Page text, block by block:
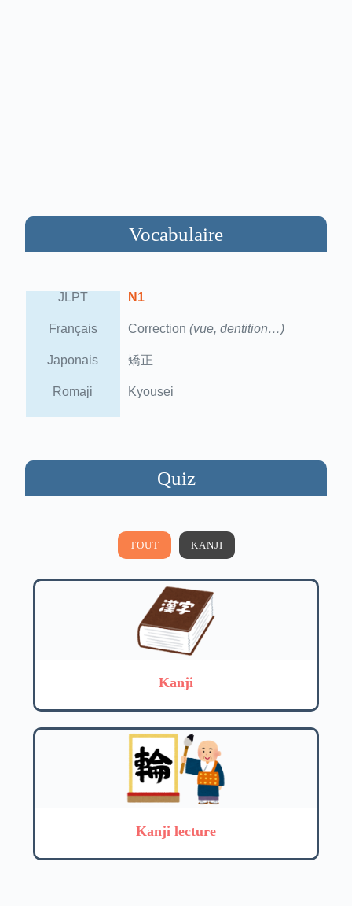
Vocabulaire
JLPT N1
Français Correction (vue, dentition…)
Japonais 矯正
Romaji Kyousei
Quiz
TOUT KANJI
Kanji
Kanji lecture